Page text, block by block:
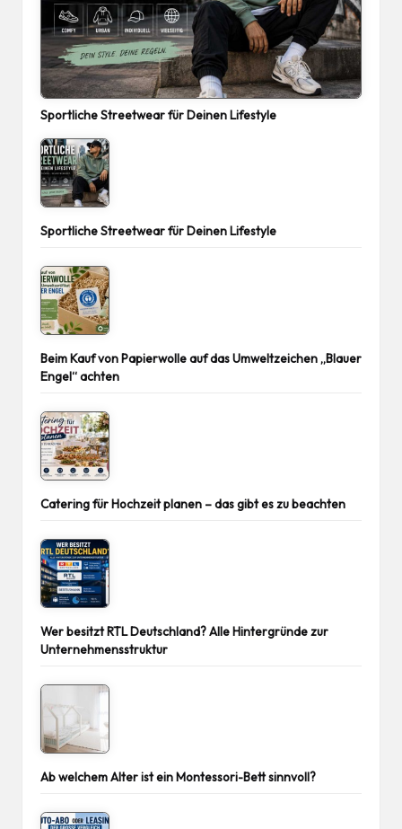
Sportliche Streetwear für Deinen Lifestyle
Sportliche Streetwear für Deinen Lifestyle
Beim Kauf von Papierwolle auf das Umweltzeichen „Blauer
Engel“ achten
Catering für Hochzeit planen – das gibt es zu beachten
Wer besitzt RTL Deutschland? Alle Hintergründe zur
Unternehmensstruktur
Ab welchem Alter ist ein Montessori-Bett sinnvoll?